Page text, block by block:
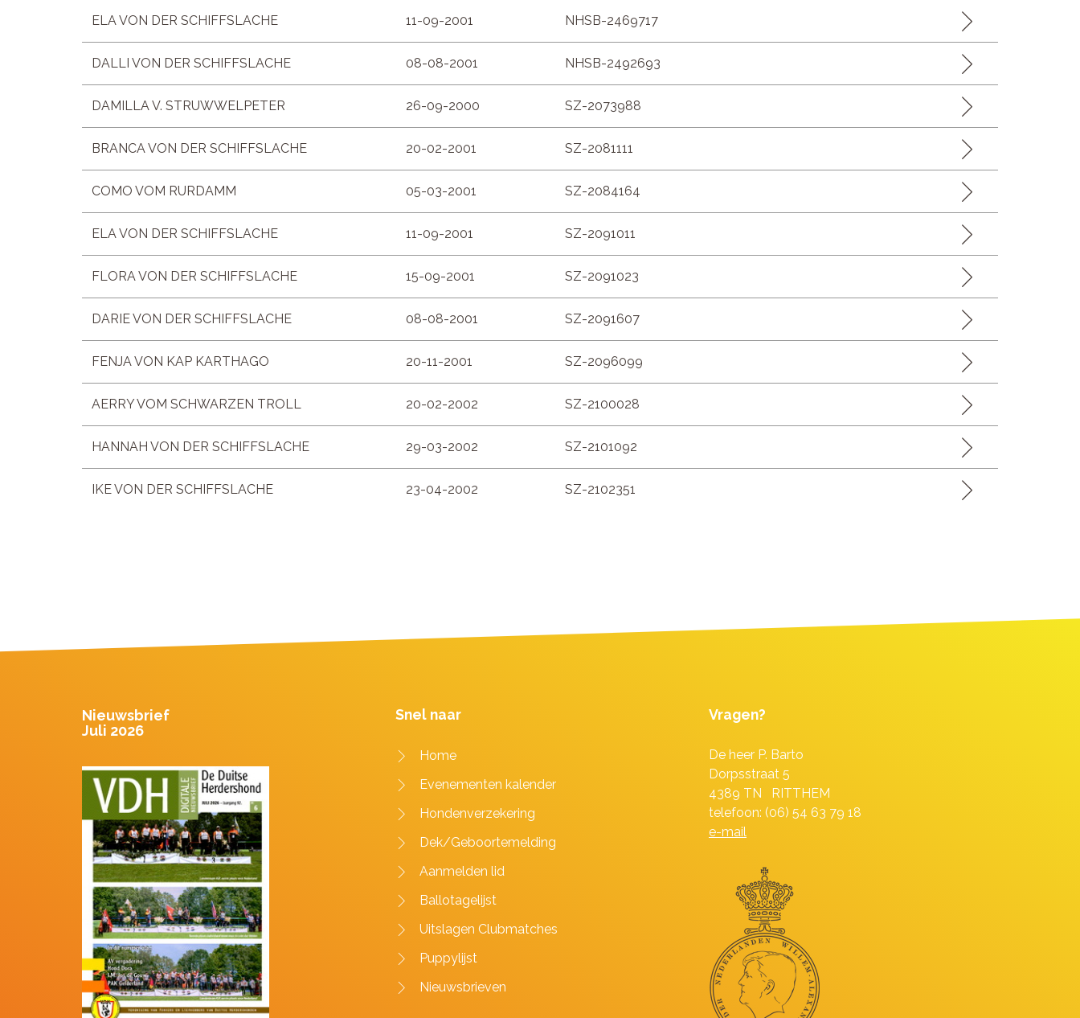
ELA VON DER SCHIFFSLACHE 11-09-2001 NHSB-2469717
DALLI VON DER SCHIFFSLACHE 08-08-2001 NHSB-2492693
DAMILLA V. STRUWWELPETER 26-09-2000 SZ-2073988
BRANCA VON DER SCHIFFSLACHE 20-02-2001 SZ-2081111
COMO VOM RURDAMM 05-03-2001 SZ-2084164
ELA VON DER SCHIFFSLACHE 11-09-2001 SZ-2091011
FLORA VON DER SCHIFFSLACHE 15-09-2001 SZ-2091023
DARIE VON DER SCHIFFSLACHE 08-08-2001 SZ-2091607
FENJA VON KAP KARTHAGO 20-11-2001 SZ-2096099
AERRY VOM SCHWARZEN TROLL 20-02-2002 SZ-2100028
HANNAH VON DER SCHIFFSLACHE 29-03-2002 SZ-2101092
IKE VON DER SCHIFFSLACHE 23-04-2002 SZ-2102351
Nieuwsbrief
Juli 2026
Snel naar
Home
Evenementen kalender
Hondenverzekering
Dek/Geboortemelding
Aanmelden lid
Ballotagelijst
Uitslagen Clubmatches
Puppylijst
Nieuwsbrieven
Vragen?
De heer P. Barto
Dorpsstraat 5
4389 TN RITTHEM
telefoon: (06) 54 63 79 18
e-mail